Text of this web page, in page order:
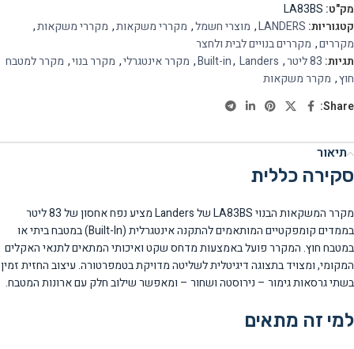
מק"ט: LA83BS
קטגוריות: LANDERS
, מוצרי חשמל, מקררי משקאות, מקררי משקאות,
מקררים, מקררים בנויים לבית ולחצר
תגיות: 83 ליטר ,
Built-in, Landers
, מקרר אינטגרלי, מקרר בנוי, מקרר למטבח
חוץ, מקרר משקאות
Share:
תיאור
סקירה כללית
מקרר המשקאות הבנוי LA83BS של Landers מציע נפח אחסון של 83 ליטר
בממדים קומפקטיים המותאמים להתקנה אינטגרלית (Built-In) במטבח ביתי או
במטבח חוץ. המקרר פועל באמצעות מדחס שקט ואיכותי המתאים לתנאי האקלים
המקומי, ומצויד בתצוגה דיגיטלית לשליטה מדויקת בטמפרטורה. עיצוב החזית זמין
בשתי גרסאות גימור – נירוסטה ושחור – ומאפשר שילוב חלק עם ארונות המטבח.
למי זה מתאים